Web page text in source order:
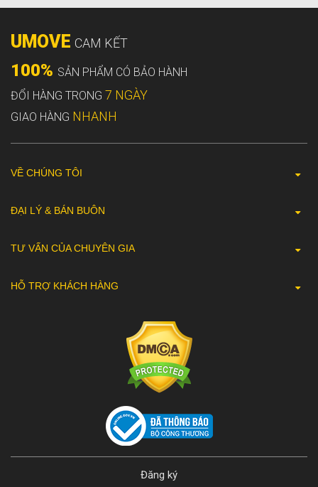
UMOVE CAM KẾT
100% SẢN PHẨM CÓ BẢO HÀNH
ĐỔI HÀNG TRONG 7 NGÀY
GIAO HÀNG NHANH
VỀ CHÚNG TÔI
ĐẠI LÝ & BÁN BUÔN
TƯ VẤN CỦA CHUYÊN GIA
HỖ TRỢ KHÁCH HÀNG
Đăng ký